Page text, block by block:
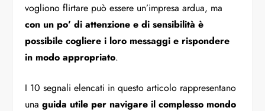
vogliono flirtare può essere un’impresa ardua, ma
con un po’ di attenzione e di sensibilità è
possibile cogliere i loro messaggi e rispondere
in modo appropriato.
I 10 segnali elencati in questo articolo rappresentano
una guida utile per navigare il complesso mondo